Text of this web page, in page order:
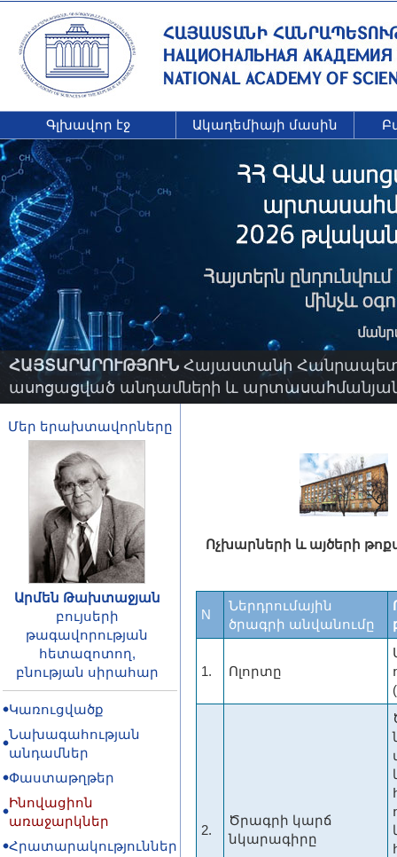
Գլխավոր էջ Ակադեմիայի մասին
ՀԱՅՏԱՐԱՐՈՒԹՅՈՒՆ Հայաստանի
ասոցացված անդամների և արտասահմանյան
Մեր երախտավորները
Արմեն Թախտաջյան
բույսերի
թագավորության
հետազոտող,
բնության սիրահար
Կառուցվածք
Նախագահության
անդամներ
Փաստաթղթեր
Ինովացիոն
առաջարկներ
Հրատարակություններ
Ոչխարների և այծերի
N
Ներդրումային
ծրագրի անվանումը
1. Ոլորտը
2.
Ծրագրի կարճ
նկարագիրը